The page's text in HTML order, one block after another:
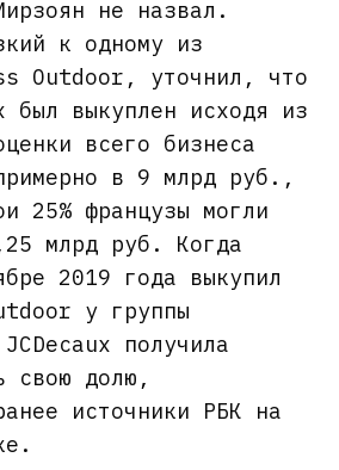
не назвал.
к одному из
Outdoor, уточнил, что
был выкуплен исходя из
всего бизнеса
в 9 млрд руб.,
25% французы могли
млрд руб. Когда
2019 года выкупил
у группы
получила
свою долю,
источники РБК на